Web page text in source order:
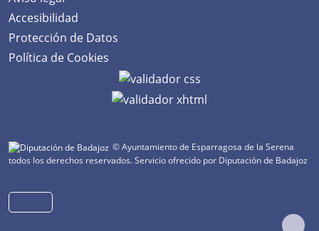
Accesibilidad
Protección de Datos
Política de Cookies
© Ayuntamiento de Esparragosa de la Serena
todos los derechos reservados.Servicio ofrecido por Diputación de Badajoz